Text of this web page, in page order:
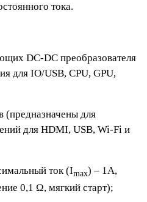
тока.
DC-DC преобразователя
для IO/USB, CPU, GPU,
(предназначены для
для HDMI, USB, Wi-Fi и
ток (Imax) – 1A,
0,1 Ω, мягкий старт);